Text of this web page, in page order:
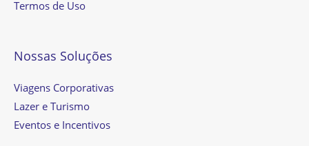
Termos de Uso
Nossas Soluções
Viagens Corporativas
Lazer e Turismo
Eventos e Incentivos